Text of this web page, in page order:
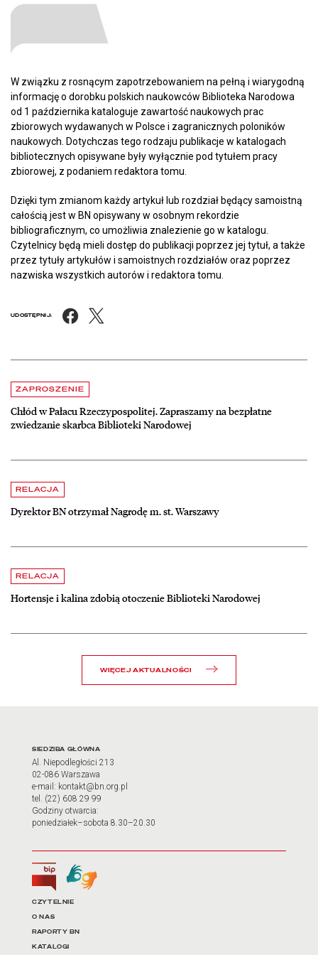
W związku z rosnącym zapotrzebowaniem na pełną i wiarygodną
informację o dorobku polskich naukowców Biblioteka Narodowa
od 1 października kataloguje zawartość naukowych prac
zbiorowych wydawanych w Polsce i zagranicznych poloników
naukowych. Dotychczas tego rodzaju publikacje w katalogach
bibliotecznych opisywane były wyłącznie pod tytułem pracy
zbiorowej, z podaniem redaktora tomu.
Dzięki tym zmianom każdy artykuł lub rozdział będący samoistną
całością jest w BN opisywany w osobnym rekordzie
bibliograficznym, co umożliwia znalezienie go w katalogu.
Czytelnicy będą mieli dostęp do publikacji poprzez jej tytuł, a także
przez tytuły artykułów i samoistnych rozdziałów oraz poprzez
nazwiska wszystkich autorów i redaktora tomu.
UDOSTĘPNIJ: Facebook
Aktualności
ZAPROSZENIE
Chłód w Pałacu Rzeczypospolitej. Zapraszamy na bezpłatne
zwiedzanie skarbca Biblioteki Narodowej
czytaj więcej o Chłód w Pałacu Rzeczypospolitej. Zapraszamy na
RELACJA
Dyrektor BN otrzymał Nagrodę m. st. Warszawy
czytaj więcej o Dyrektor BN otrzymał Nagrodę m. st. Warszawy
RELACJA
Hortensje i kalina zdobią otoczenie Biblioteki Narodowej
czytaj więcej o Hortensje i kalina zdobią otoczenie Biblioteki
WIĘCEJ AKTUALNOŚCI
Adres oraz godziny
SIEDZIBA GŁÓWNA
Al. Niepodległości 213
02-086 Warszawa
e-mail: kontakt@bn.org.pl
tel. (22) 608 29 99
Godziny otwarcia:
poniedziałek–sobota 8.30–20.30
Biuletyn Informacji Publicznej
Tłumacz języka migowego
Linki do najważniejszych
CZYTELNIE
O NAS
RAPORTY BN
KATALOGI